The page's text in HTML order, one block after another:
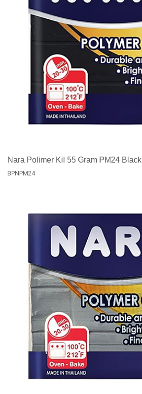
Nara Polimer Kil 55 Gram PM24 Black
BPNPM24